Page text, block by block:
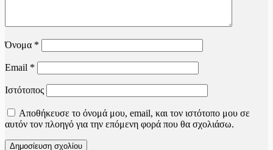
Όνομα *
Email *
Ιστότοπος
Αποθήκευσε το όνομά μου, email, και τον ιστότοπο μου σε
αυτόν τον πλοηγό για την επόμενη φορά που θα σχολιάσω.